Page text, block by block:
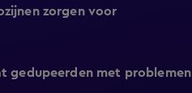
zorgen voor
gedupeerden met problemen